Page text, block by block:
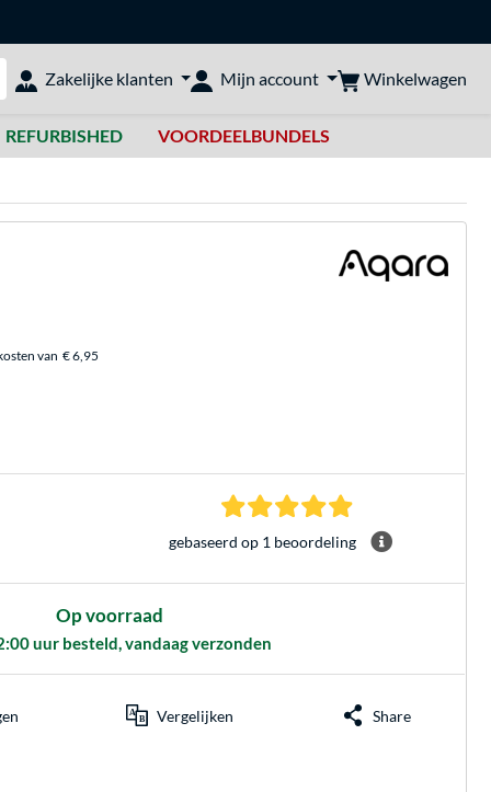
doorzoeken
Zakelijke klanten Mijn account Winkelwagen
REFURBISHED VOORDEELBUNDELS
van € 6,95
5.0 sterren
gebaseerd op 1 beoordeling
Op voorraad
uur besteld, vandaag verzonden
Vergelijken Share